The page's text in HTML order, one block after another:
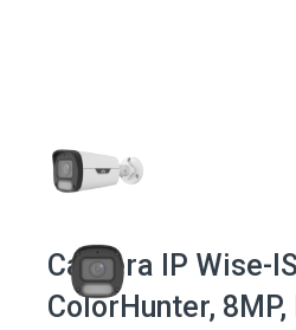
Camera IP Wise-
ColorHunter,